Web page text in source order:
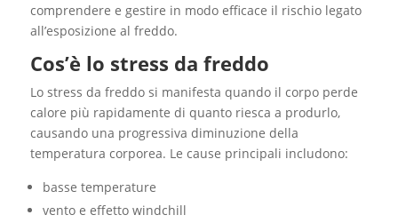
comprendere e gestire in modo efficace il rischio legato
all’esposizione al freddo.
Cos’è lo stress da freddo
Lo stress da freddo si manifesta quando il corpo perde
calore più rapidamente di quanto riesca a produrlo,
causando una progressiva diminuzione della
temperatura corporea. Le cause principali includono:
basse temperature
vento e effetto windchill